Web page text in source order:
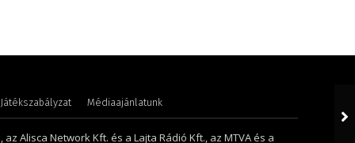
Játékszabályzat Médiaajánlatunk
Alisca Network Kft. és a Lajta Rádió Kft., az MTVA és a